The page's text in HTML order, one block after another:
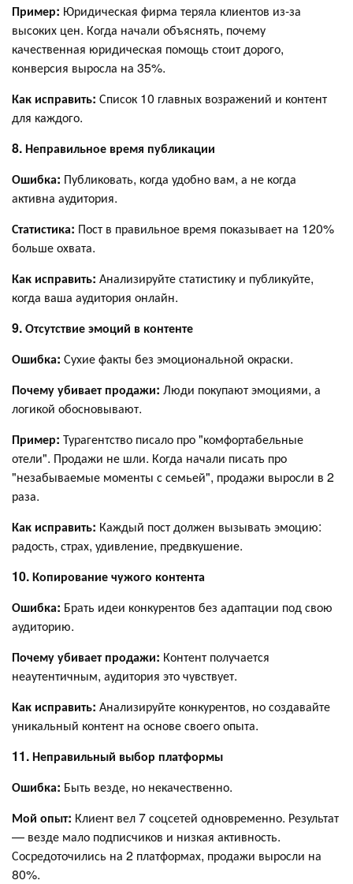
Пример: Юридическая фирма теряла клиентов из-за
высоких цен. Когда начали объяснять, почему
качественная юридическая помощь стоит дорого,
конверсия выросла на 35%.
Как исправить: Список 10 главных возражений и контент
для каждого.
8. Неправильное время публикации
Ошибка: Публиковать, когда удобно вам, а не когда
активна аудитория.
Статистика: Пост в правильное время показывает на 120%
больше охвата.
Как исправить: Анализируйте статистику и публикуйте,
когда ваша аудитория онлайн.
9. Отсутствие эмоций в контенте
Ошибка: Сухие факты без эмоциональной окраски.
Почему убивает продажи: Люди покупают эмоциями, а
логикой обосновывают.
Пример: Турагентство писало про "комфортабельные
отели". Продажи не шли. Когда начали писать про
"незабываемые моменты с семьей", продажи выросли в 2
раза.
Как исправить: Каждый пост должен вызывать эмоцию:
радость, страх, удивление, предвкушение.
10. Копирование чужого контента
Ошибка: Брать идеи конкурентов без адаптации под свою
аудиторию.
Почему убивает продажи: Контент получается
неаутентичным, аудитория это чувствует.
Как исправить: Анализируйте конкурентов, но создавайте
уникальный контент на основе своего опыта.
11. Неправильный выбор платформы
Ошибка: Быть везде, но некачественно.
Мой опыт: Клиент вел 7 соцсетей одновременно. Результат
— везде мало подписчиков и низкая активность.
Сосредоточились на 2 платформах, продажи выросли на
80%.